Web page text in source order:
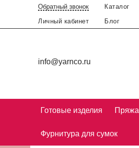
Обратный звонок Каталог
Личный кабинет Блог
info@yarnco.ru
Готовые изделия Пряжа
Фурнитура для сумок